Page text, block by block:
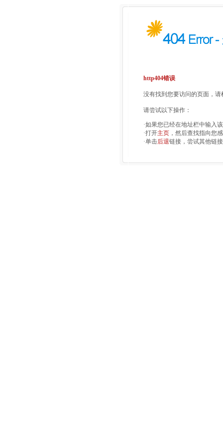
http404错误
没有找到您要访问的页面，
请尝试以下操作：
·如果您已经在地址栏中输入
·打开主页 ，然后查找指向您
·单击后退链接，尝试其他链